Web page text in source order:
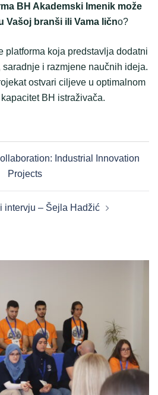
BH Akademski Imenik može
Vašoj branši ili Vama lično?
platforma koja predstavlja dodatni
i razmjene naučnih ideja.
ostvari ciljeve u optimalnom
BH istraživača.
Industrial Innovation
Projects
intervju – Šejla Hadžić